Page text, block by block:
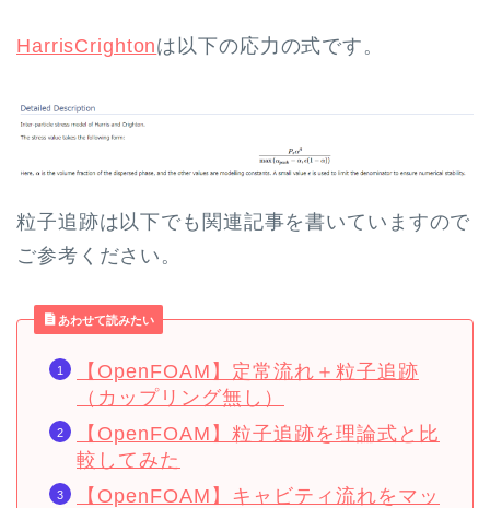
HarrisCrightonは以下の応力の式です。
粒子追跡は以下でも関連記事を書いていますので
ご参考ください。
あわせて読みたい
【OpenFOAM】定常流れ＋粒子追跡
（カップリング無し）
【OpenFOAM】粒子追跡を理論式と比
較してみた
【OpenFOAM】キャビティ流れをマッ